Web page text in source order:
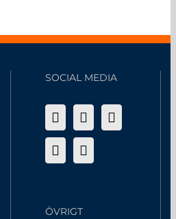
SOCIAL MEDIA
ÖVRIGT